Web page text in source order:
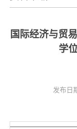
国际经济与贸
学
发布日期